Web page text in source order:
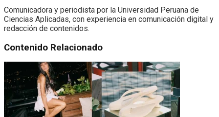
Comunicadora y periodista por la Universidad Peruana de
Ciencias Aplicadas, con experiencia en comunicación digital y
redacción de contenidos.
Contenido Relacionado